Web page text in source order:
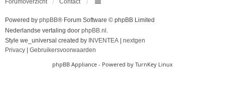
Forumoverzicht Contact
Powered by phpBB® Forum Software © phpBB Limited
Nederlandse vertaling door phpBB.nl .
Style we_universal created by INVENTEA
nextgen
Privacy
Gebruikersvoorwaarden
phpBB Appliance - Powered by TurnKey Linux